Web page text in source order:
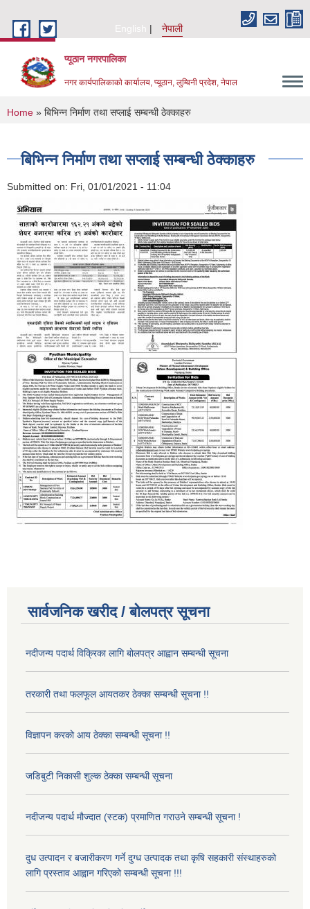
English
नेपाली
प्यूठान नगरपालिका
नगर कार्यपालिकाकाे कार्यालय, प्यूठान, लुम्विनी प्रदेश, नेपाल
You are here
Home » बिभिन्न निर्माण तथा सप्लाई सम्बन्धी ठेक्काहरु
बिभिन्न निर्माण तथा सप्लाई सम्बन्धी ठेक्काहरु
Submitted on: Fri, 01/01/2021 - 11:04
सार्वजनिक खरीद / बोलपत्र सूचना
नदीजन्य पदार्थ विक्रिका लागि बोलपत्र आह्वान सम्बन्धी सूचना
तरकारी तथा फलफूल आयतकर ठेक्का सम्बन्धी सूचना !!
विज्ञापन करको आय ठेक्का सम्बन्धी सूचना !!
जडिबुटी निकासी शुल्क ठेक्का सम्बन्धी सूचना
नदीजन्य पदार्थ मौज्दात (स्टक) प्रमाणित गराउने सम्बन्धी सूचना !
दुध उत्पादन र बजारीकरण गर्ने दुग्ध उत्पादक तथा कृषि सहकारी संस्थाहरुको
लागि प्रस्ताव आह्वान गरिएको सम्बन्धी सूचना !!!